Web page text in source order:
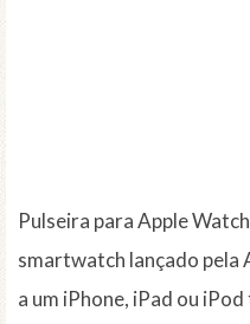
Pulseira para Apple
smartwatch lançado pela
a um iPhone, iPad ou